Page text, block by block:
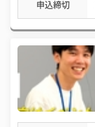
申込締切